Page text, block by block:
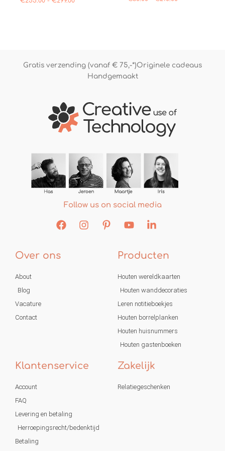
Gratis verzending (vanaf € 75,-*)Originele cadeaus
Handgemaakt
Follow us on social media
Over ons
About
Blog
Vacature
Contact
Producten
Houten wereldkaarten
Houten wanddecoraties
Leren notitieboekjes
Houten borrelplanken
Houten huisnummers
Houten gastenboeken
Klantenservice
Account
FAQ
Levering en betaling
Herroepingsrecht/bedenktijd
Betaling
Zakelijk
Relatiegeschenken